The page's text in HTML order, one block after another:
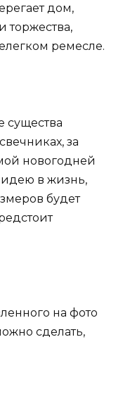
дом,
торжества,
ремесле.
существа
за
новогодней
в жизнь,
будет
на фото
сделать,